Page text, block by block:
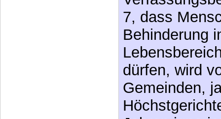
Verfassung
aber ein
etwas
7, dass
Behinderung